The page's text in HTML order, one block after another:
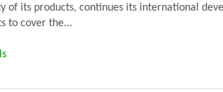
of its products, continues its international
to cover the...